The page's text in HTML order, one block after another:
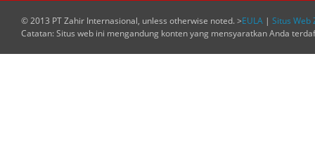
© 2013 PT Zahir Internasional, unless otherwise noted. >EULA | Situs Web
Catatan: Situs web ini mengandung konten yang mensyaratkan Anda